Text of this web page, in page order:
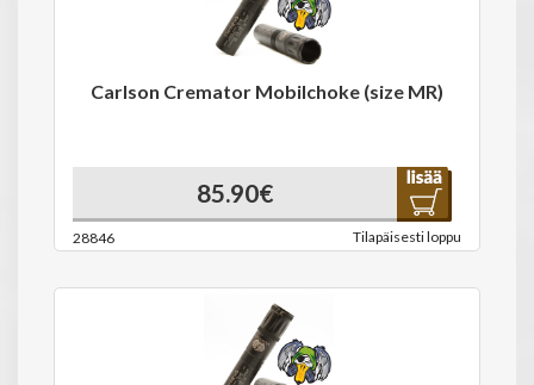
Carlson Cremator Mobilchoke (size MR)
85.90€
28846 Tilapäisesti loppu